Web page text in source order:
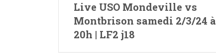
Live USO Mondeville vs
Montbrison samedi 2/3/24 à
20h | LF2 j18